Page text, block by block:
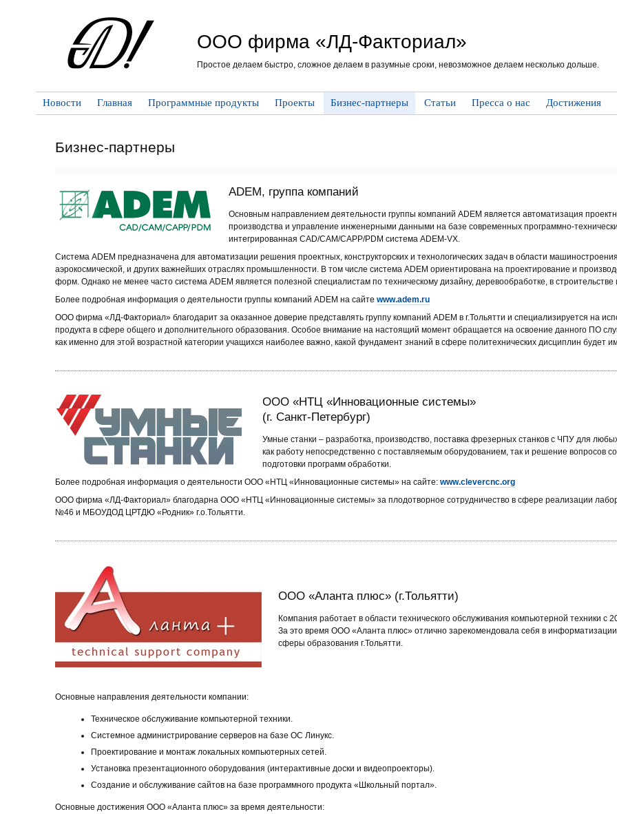
ООО фирма «ЛД-Факториал»
Простое делаем быстро, сложное делаем в разумные сроки, невозможное делаем несколько дольше.
Новости Главная Программные продукты Проекты Бизнес-партнеры Статьи Пресса о нас Достижения
Бизнес-партнеры
ADEM, группа компаний
Основным направлением деятельности группы компаний ADEM является автоматизация
производства и управление инженерными данными на базе современных программно-
интегрированная CAD/CAM/CAPP/PDM система ADEM-VX.
Система ADEM предназначена для автоматизации решения проектных, конструкторских и технологических задач в области
аэрокосмической, и других важнейших отраслях промышленности. В том числе система ADEM ориентирована на проектирование и
форм. Однако не менее часто система ADEM является полезной специалистам по техническому дизайну, деревообработке, в строительстве
Более подробная информация о деятельности группы компаний ADEM на сайте www.adem.ru
ООО фирма «ЛД-Факториал» благодарит за оказанное доверие представлять группу компаний ADEM в г.Тольятти и специализируется на
продукта в сфере общего и дополнительного образования. Особое внимание на настоящий момент обращается на освоение данного ПО
как именно для этой возрастной категории учащихся наиболее важно, какой фундамент знаний в сфере политехнических дисциплин будет
ООО «НТЦ «Инновационные системы»
(г. Санкт-Петербург)
Умные станки – разработка, производство, поставка фрезерных станков с ЧПУ для
как работу непосредственно с поставляемым оборудованием, так и решение вопросов
подготовки программ обработки.
Более подробная информация о деятельности ООО «НТЦ «Инновационные системы» на сайте: www.clevercnc.org
ООО фирма «ЛД-Факториал» благодарна ООО «НТЦ «Инновационные системы» за плодотворное сотрудничество в сфере реализации
№46 и МБОУДОД ЦРТДЮ «Родник» г.о.Тольятти.
ООО «Аланта плюс» (г.Тольятти)
Компания работает в области технического обслуживания компьютерной техники с
За это время ООО «Аланта плюс» отлично зарекомендовала себя в информатизации
сферы образования г.Тольятти.
Основные направления деятельности компании:
Техническое обслуживание компьютерной техники.
Системное администрирование серверов на базе ОС Линукс.
Проектирование и монтаж локальных компьютерных сетей.
Установка презентационного оборудования (интерактивные доски и видеопроекторы).
Создание и обслуживание сайтов на базе программного продукта «Школьный портал».
Основные достижения ООО «Аланта плюс» за время деятельности: